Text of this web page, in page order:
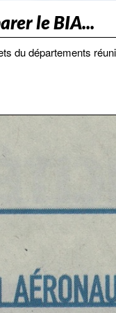
le BIA...
du départements